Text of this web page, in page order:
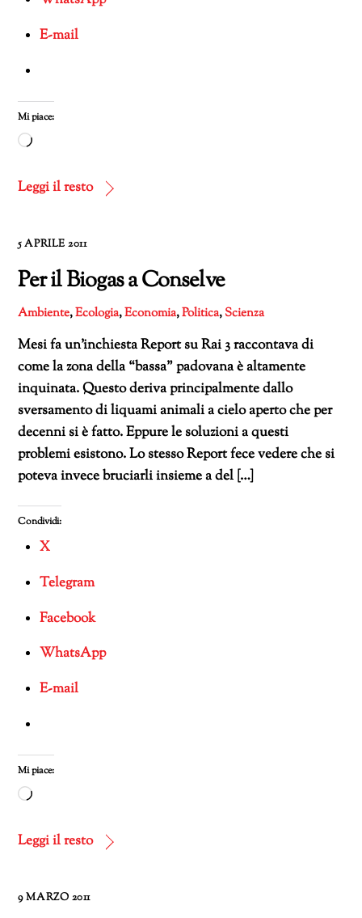
E-mail
Mi piace:
Caricamento
corso…
Leggi il resto
5 APRILE 2011
Per il Biogas a Conselve
Ambiente,Ecologia,Economia,Politica,Scienza
Mesi fa un’inchiesta Report su Rai 3 raccontava di
come la zona della “bassa” padovana è altamente
inquinata. Questo deriva principalmente dallo
sversamento di liquami animali a cielo aperto che per
decenni si è fatto. Eppure le soluzioni a questi
problemi esistono. Lo stesso Report fece vedere che si
poteva invece bruciarli insieme a del […]
Condividi:
X
Telegram
Facebook
WhatsApp
E-mail
Mi piace:
Caricamento
corso…
Leggi il resto
9 MARZO 2011